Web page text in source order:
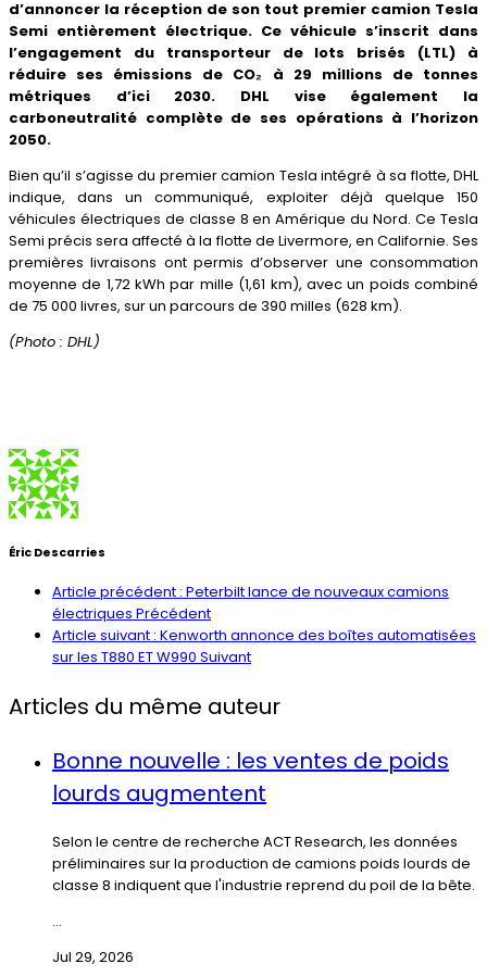
d’annoncer la réception de son tout premier camion Tesla
Semi entièrement électrique. Ce véhicule s’inscrit dans
l’engagement du transporteur de lots brisés (LTL) à
réduire ses émissions de CO₂ à 29 millions de tonnes
métriques d’ici 2030. DHL vise également la
carboneutralité complète de ses opérations à l’horizon
2050.
Bien qu’il s’agisse du premier camion Tesla intégré à sa flotte, DHL
indique, dans un communiqué, exploiter déjà quelque 150
véhicules électriques de classe 8 en Amérique du Nord. Ce Tesla
Semi précis sera affecté à la flotte de Livermore, en Californie. Ses
premières livraisons ont permis d’observer une consommation
moyenne de 1,72 kWh par mille (1,61 km), avec un poids combiné
de 75 000 livres, sur un parcours de 390 milles (628 km).
(Photo : DHL)
Éric Descarries
Article précédent : Peterbilt lance de nouveaux camions
électriques Précédent
Article suivant : Kenworth annonce des boîtes automatisées
sur les T880 ET W990 Suivant
Articles du même auteur
Bonne nouvelle : les ventes de poids
lourds augmentent
Selon le centre de recherche ACT Research, les données
préliminaires sur la production de camions poids lourds de
classe 8 indiquent que l'industrie reprend du poil de la bête.
...
Jul 29, 2026